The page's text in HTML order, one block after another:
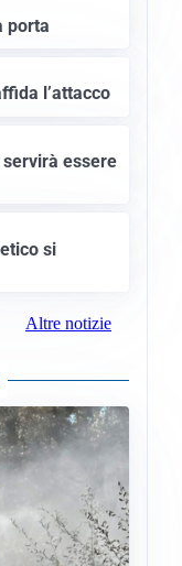
porta
l’attacco
servirà essere
si
Altre notizie